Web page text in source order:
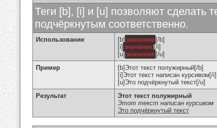
Теги [b], [i] и [u] позволяют сделать
подчёркнутым соответственно.
Использование [b] значение [/b]
[i] значение [/i]
[u] значение [/u]
Пример
[b]Этот текст полужирный[/b]
[i]Этот текст написан курсивом[/i]
[u]Это подчёркнутый текст[/u]
Результат
Этот текст полужирный
Этот текст написан курсивом
Это подчёркнутый текст